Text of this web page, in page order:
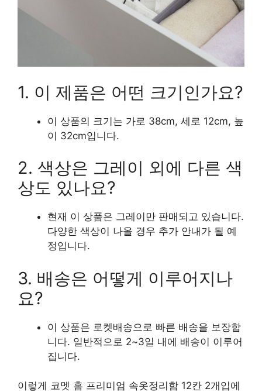
1. 이 제품은 어떤 크기인가요?
이 상품의 크기는 가로 38cm, 세로 12cm, 높
이 32cm입니다.
2. 색상은 그레이 외에 다른 색
상도 있나요?
현재 이 상품은 그레이만 판매되고 있습니다.
다양한 색상이 나올 경우 추가 안내가 될 예
정입니다.
3. 배송은 어떻게 이루어지나
요?
이 상품은 로켓배송으로 빠른 배송을 보장합
니다. 일반적으로 2~3일 내에 배송이 이루어
집니다.
이렇게 코멧 홈 프리미엄 속옷정리함 12칸 2개입에